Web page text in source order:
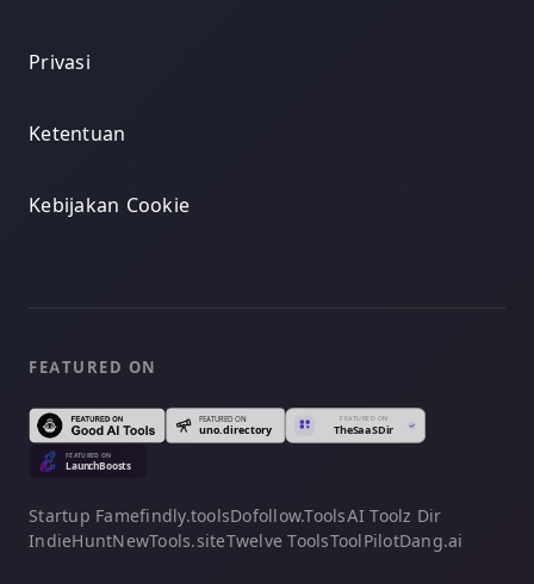
Privasi
Ketentuan
Kebijakan Cookie
FEATURED ON
Startup Famefindly.toolsDofollow.ToolsAI Toolz Dir
IndieHuntNewTools.siteTwelve ToolsToolPilotDang.ai